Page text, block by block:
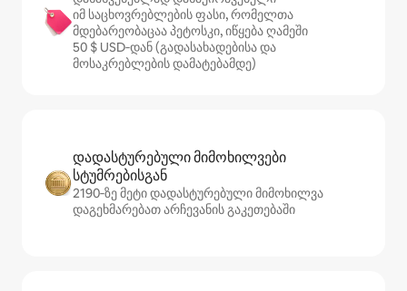
იმ საცხოვრებლების ფასი, რომელთა
მდებარეობაცაა პეტოსკი, იწყება ღამეში
50 $ USD‑დან (გადასახადებისა და
მოსაკრებლების დამატებამდე)
დადასტურებული მიმოხილვები
სტუმრებისგან
2190‑ზე მეტი დადასტურებული მიმოხილვა
დაგეხმარებათ არჩევანის გაკეთებაში